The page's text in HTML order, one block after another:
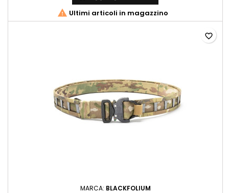
 Ultimi articoli in magazzino
MARCA: BLACKFOLIUM
favorite_border